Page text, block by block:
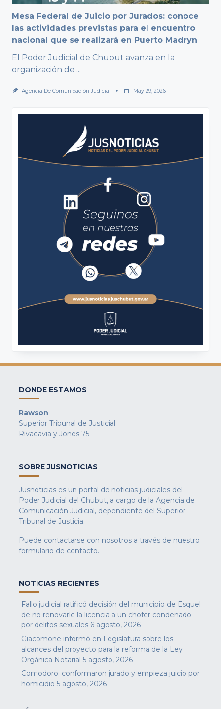
Mesa Federal de Juicio por Jurados: conoce
las actividades previstas para el encuentro
nacional que se realizará en Puerto Madryn
El Poder Judicial de Chubut avanza en la
organización de ...
Agencia De Comunicación Judicial May 29, 2026
DONDE ESTAMOS
Rawson
Superior Tribunal de Justicial
Rivadavia y Jones 75
SOBRE JUSNOTICIAS
Jusnoticias es un portal de noticias judiciales del
Poder Judicial del Chubut, a cargo de la Agencia de
Comunicación Judicial, dependiente del Superior
Tribunal de Justicia.
Puede contactarse con nosotros a través de nuestro
formulario de contacto.
NOTICIAS RECIENTES
Fallo judicial ratificó decisión del municipio de Esquel
de no renovarle la licencia a un chofer condenado
por delitos sexuales 6 agosto, 2026
Giacomone informó en Legislatura sobre los
alcances del proyecto para la reforma de la Ley
Orgánica Notarial 5 agosto, 2026
Comodoro: conformaron jurado y empieza juicio por
homicidio 5 agosto, 2026